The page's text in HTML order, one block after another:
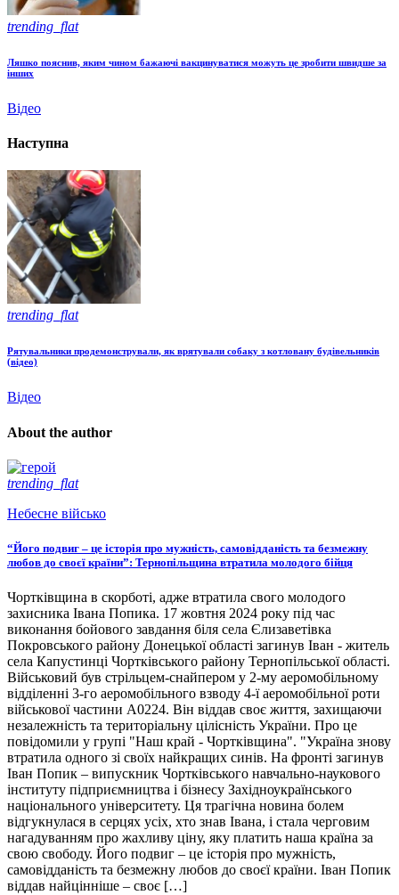
trending_flat
Ляшко пояснив, яким чином бажаючі вакцинуватися можуть це зробити швидше за
інших
Відео
Наступна
trending_flat
Рятувальники продемонстрували, як врятували собаку з котловану будівельників
(відео)
Відео
About the author
trending_flat
Небесне військо
“Його подвиг – це історія про мужність, самовідданість та безмежну
любов до своєї країни”: Тернопільщина втратила молодого бійця
Чортківщина в скорботі, адже втратила свого молодого
захисника Івана Попика. 17 жовтня 2024 року під час
виконання бойового завдання біля села Єлизаветівка
Покровського району Донецької області загинув Іван - житель
села Капустинці Чортківського району Тернопільської області.
Військовий був стрільцем-снайпером у 2-му аеромобільному
відділенні 3-го аеромобільного взводу 4-ї аеромобільної роти
військової частини А0224. Він віддав своє життя, захищаючи
незалежність та територіальну цілісність України. Про це
повідомили у групі "Наш край - Чортківщина". "Україна знову
втратила одного зі своїх найкращих синів. На фронті загинув
Іван Попик – випускник Чортківського навчально-наукового
інституту підприємництва і бізнесу Західноукраїнського
національного університету. Ця трагічна новина болем
відгукнулася в серцях усіх, хто знав Івана, і стала черговим
нагадуванням про жахливу ціну, яку платить наша країна за
свою свободу. Його подвиг – це історія про мужність,
самовідданість та безмежну любов до своєї країни. Іван Попик
віддав найцінніше – своє […]